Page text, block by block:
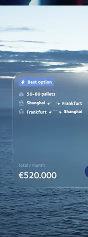
uw bedrijf en uw klanten
transport
diensten